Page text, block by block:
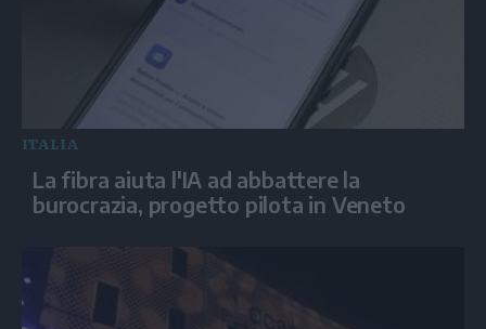
ITALIA
La fibra aiuta l'IA ad abbattere la
burocrazia, progetto pilota in Veneto